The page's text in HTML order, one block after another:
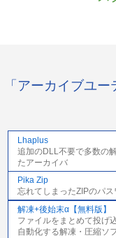
「アーカイブユ
Lhaplus
追加のDLL不要で多数の
たアーカイバ
Pika Zip
忘れてしまったZIPのパ
解凍+後始末α【無料版】
ファイルをまとめて投げ
自動化する解凍・圧縮ソ